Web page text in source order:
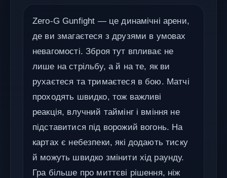
Zero-G Gunfight — це динамічні арени,
де ви змагаєтеся з друзями в умовах
невагомості. Зброя тут впливає не
лише на стрільбу, а й на те, як ви
рухаєтеся та тримаєтеся в бою. Матчі
проходять швидко, тож важливі
реакція, влучний таймінг і вміння не
підставитися під ворожий вогонь. На
картах є небезпеки, які додають тиску
й можуть швидко змінити хід раунду.
Гра більше про миттєві рішення, ніж